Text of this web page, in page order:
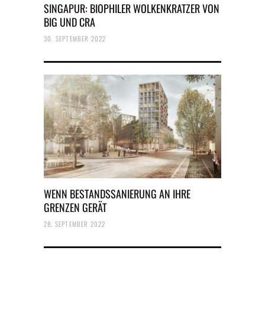
SINGAPUR: BIOPHILER WOLKENKRATZER VON
BIG UND CRA
30. SEPTEMBER 2022
WENN BESTANDSSANIERUNG AN IHRE
GRENZEN GERÄT
28. SEPTEMBER 2022